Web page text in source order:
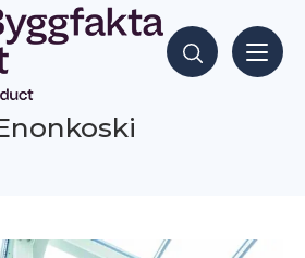
Hae sisältöjä